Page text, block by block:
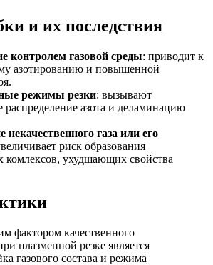
и их последствия
контролем газовой среды: приводит к
азотированию и повышенной
режимы резки: вызывают
распределение азота и деламинацию
некачественного газа или его
риск образования
комлексов, ухудшающих свойства
фактором качественного
плазменной резке является
газового состава и режима